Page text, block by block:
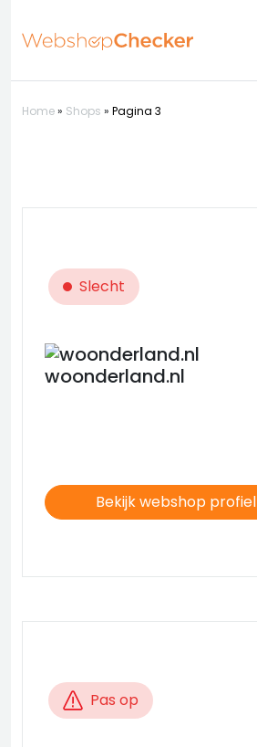
Home» Shops » Pagina 3
Slecht
woonderland.nl
Bekijk webshop profiel
Pas op